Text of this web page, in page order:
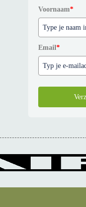
Voornaam*
Email*